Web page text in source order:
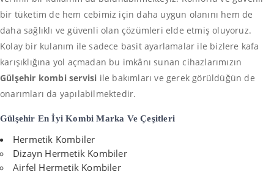
bir tüketim de hem cebimiz için daha uygun olanını hem de
daha sağlıklı ve güvenli olan çözümleri elde etmiş oluyoruz.
Kolay bir kulanım ile sadece basit ayarlamalar ile bizlere kafa
karışıklığına yol açmadan bu imkânı sunan cihazlarımızın
Gülşehir kombi servisi ile bakımları ve gerek görüldüğün de
onarımları da yapılabilmektedir.
Gülşehir En İyiKombi Marka Ve Çeşitleri
Hermetik Kombiler
Dizayn Hermetik Kombiler
Airfel Hermetik Kombiler